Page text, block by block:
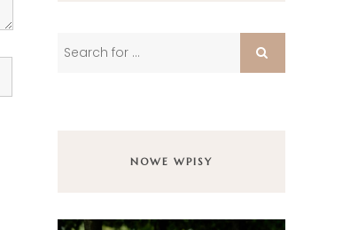
NOWE WPISY